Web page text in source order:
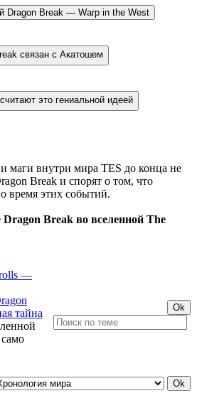
маги внутри мира TES до конца не
Break и спорят о том, что
время этих событий.
Break во вселенной The
—
тайна